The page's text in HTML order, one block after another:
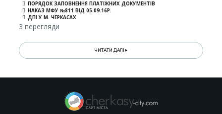
ПОРЯДОК ЗАПОВНЕННЯ ПЛАТІЖНИХ ДОКУМЕНТІВ
НАКАЗ МФУ №811 ВІД 05.09.16Р.
ДПІ У М. ЧЕРКАСАХ
3 перегляди
ЧИТАТИ ДАЛІ